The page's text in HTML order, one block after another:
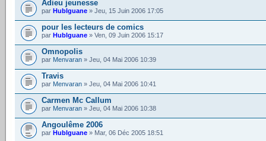
Adieu jeunesse
par HubIguane » Jeu, 15 Juin 2006 17:05
pour les lecteurs de comics
par HubIguane » Ven, 09 Juin 2006 15:17
Omnopolis
par Menvaran » Jeu, 04 Mai 2006 10:39
Travis
par Menvaran » Jeu, 04 Mai 2006 10:41
Carmen Mc Callum
par Menvaran » Jeu, 04 Mai 2006 10:38
Angoulême 2006
par HubIguane » Mar, 06 Déc 2005 18:51